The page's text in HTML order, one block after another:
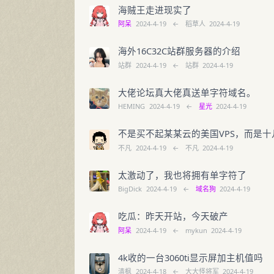
海贼王走进现实了
阿呆 2024-4-19 ← 稻草人 2024-4-19
海外16C32C站群服务器的介绍
站群 2024-4-19 ← 站群 2024-4-19
大佬论坛真大佬真送单字符域名。
HEMING 2024-4-19 ← 星光 2024-4-19
不是买不起某某云的美国VPS，而是
不凡 2024-4-19 ← 不凡 2024-4-19
太激动了，我也将拥有单字符了
BigDick 2024-4-19 ← 域名狗 2024-4-19
吃瓜：昨天开站，今天破产
阿呆 2024-4-19 ← mykun 2024-4-19
4k收的一台3060ti显示屏加主机值吗
清枫 2024-4-18 ← 大大怪将军 2024-4-19